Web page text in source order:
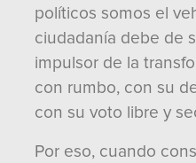
políticos somos el
ciudadanía debe de
impulsor de la
con rumbo, con su
con su voto libre y
Por eso, cuando